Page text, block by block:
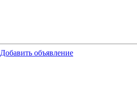
Добавить объявление